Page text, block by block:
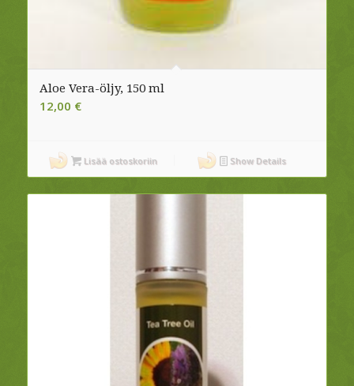
Aloe Vera-öljy, 150 ml
12,00 €
Lisää ostoskoriin Show Details